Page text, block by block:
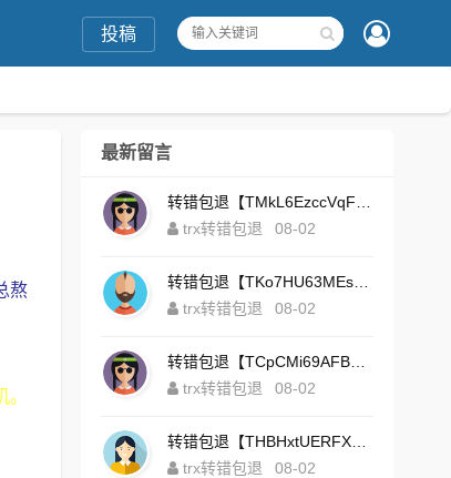
投稿
熬
最新留言
trx转错包退
08-02
trx转错包退
08-02
trx转错包退
08-02
trx转错包退
08-02